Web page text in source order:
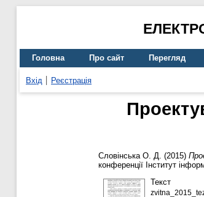
Головна Про сайт Перегляд
Вхід Реєстрація
Словінська О. Д. (2015)
конференції Інститут
Текст